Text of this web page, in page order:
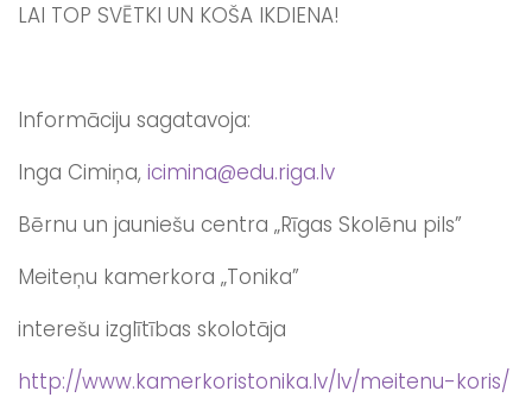
LAI TOP SVĒTKI UN KOŠA IKDIENA!
Informāciju sagatavoja:
Inga Cimiņa, icimina@edu.riga.lv
Bērnu un jauniešu centra „Rīgas Skolēnu pils”
Meiteņu kamerkora „Tonika”
interešu izglītības skolotāja
http://www.kamerkoristonika.lv/lv/meitenu-koris/